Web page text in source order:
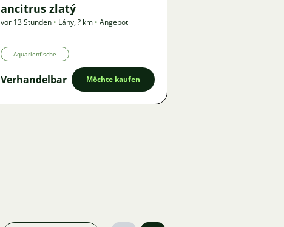
ancitrus zlatý
vor 13 Stunden • Lány,? km • Angebot
Aquarienfische
Verhandelbar Möchte kaufen